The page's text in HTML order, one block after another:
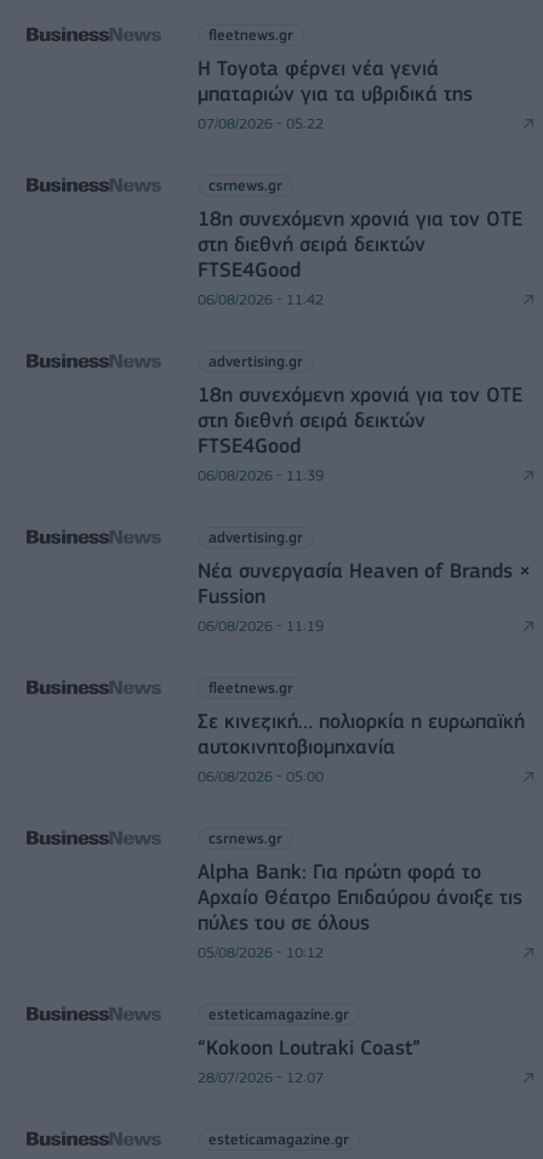
fleetnews.gr
Η Toyota φέρνει νέα γενιά
μπαταριών για τα υβριδικά της
07/08/2026 - 05:22
csrnews.gr
18η συνεχόμενη χρονιά για τον ΟΤΕ
στη διεθνή σειρά δεικτών
FTSE4Good
06/08/2026 - 11:42
advertising.gr
18η συνεχόμενη χρονιά για τον ΟΤΕ
στη διεθνή σειρά δεικτών
FTSE4Good
06/08/2026 - 11:39
advertising.gr
Νέα συνεργασία Heaven of Brands ×
Fussion
06/08/2026 - 11:19
fleetnews.gr
Σε κινεζική… πολιορκία η ευρωπαϊκή
αυτοκινητοβιομηχανία
06/08/2026 - 05:00
csrnews.gr
Alpha Bank: Για πρώτη φορά το
Αρχαίο Θέατρο Επιδαύρου άνοιξε τις
πύλες του σε όλους
05/08/2026 - 10:12
esteticamagazine.gr
“Kokoon Loutraki Coast”
28/07/2026 - 12:07
esteticamagazine.gr